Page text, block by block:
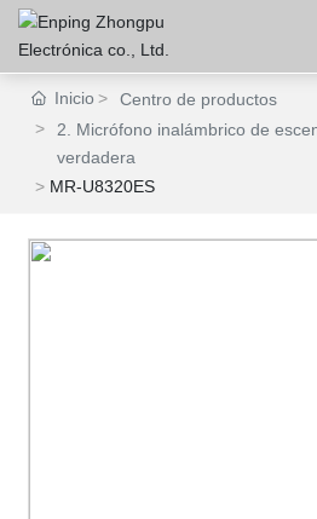
Casa
Centro de productos
Inicio
Centro de productos
2. Micrófono inalámbrico de
verdadera
MR-U8320ES